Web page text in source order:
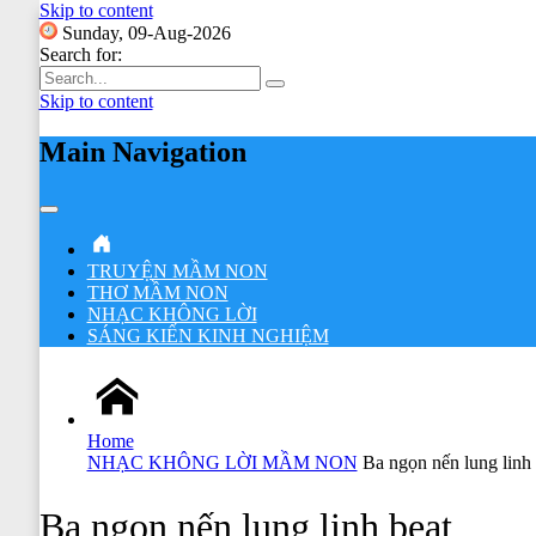
Skip to content
Sunday, 09-Aug-2026
Search for:
Skip to content
Main Navigation
TRUYỆN MẦM NON
THƠ MẦM NON
NHẠC KHÔNG LỜI
SÁNG KIẾN KINH NGHIỆM
Home
NHẠC KHÔNG LỜI MẦM NON Ba ngọn nến lung linh
Ba ngọn nến lung linh beat